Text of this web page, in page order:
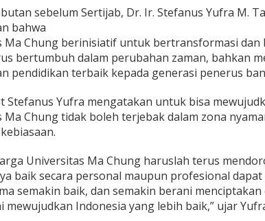
sebelum Sertijab, Dr. Ir. Stefanus Yufra M.
bahwa
Ma Chung berinisiatif untuk bertransformasi dan
bertumbuh dalam perubahan zaman, bahkan
pendidikan terbaik kepada generasi penerus
Stefanus Yufra mengatakan untuk bisa
Ma Chung tidak boleh terjebak dalam zona
Universitas Ma Chung haruslah terus
baik secara personal maupun profesional
semakin baik, dan semakin berani
mewujudkan Indonesia yang lebih baik,” ujar